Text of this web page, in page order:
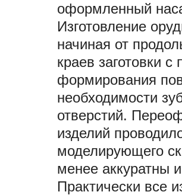
оформленный
Изготовление
начиная от
краев заготовки
формирования
необходимости
отверстий.
изделий
моделирующего
менее аккуратны
Практически все